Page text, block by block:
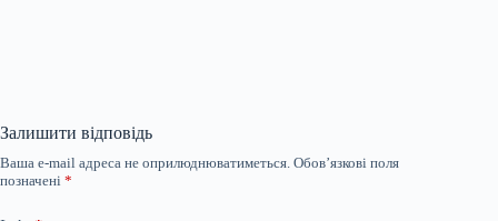
Залишити відповідь
Ваша e-mail адреса не оприлюднюватиметься. Обов’язкові поля
позначені *